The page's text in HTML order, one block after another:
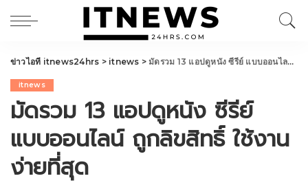
ข่าวไอที itnews24hrs > itnews >มัดรวม 13 แอปดูหนัง ซีรีย์ แบบออนไลน์ ถูกลิขสิทธิ์ ใช้งานง่ายที่สุด
itnews
มัดรวม 13 แอปดูหนัง ซีรีย์
แบบออนไลน์ ถูกลิขสิทธิ์ ใช้งาน
ง่ายที่สุด